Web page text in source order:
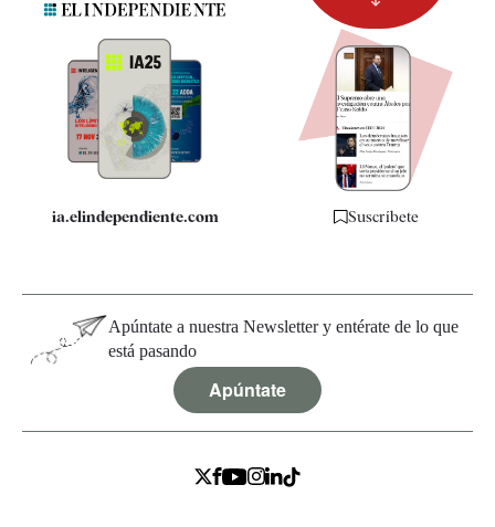
Quiénes somos
Especificaciones
ia.elindependiente.com Suscríbete
Apúntate a nuestra Newsletter y entérate de lo que
está pasando
Apúntate